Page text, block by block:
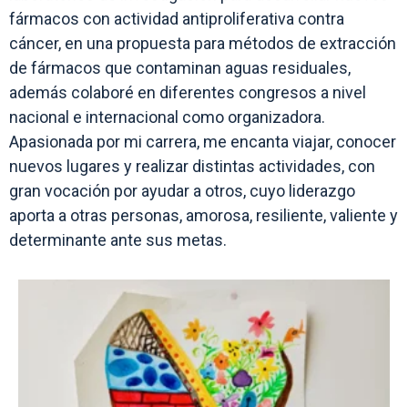
fármacos con actividad antiproliferativa contra
cáncer, en una propuesta para métodos de extracción
de fármacos que contaminan aguas residuales,
además colaboré en diferentes congresos a nivel
nacional e internacional como organizadora.
Apasionada por mi carrera, me encanta viajar, conocer
nuevos lugares y realizar distintas actividades, con
gran vocación por ayudar a otros, cuyo liderazgo
aporta a otras personas, amorosa, resiliente, valiente y
determinante ante sus metas.